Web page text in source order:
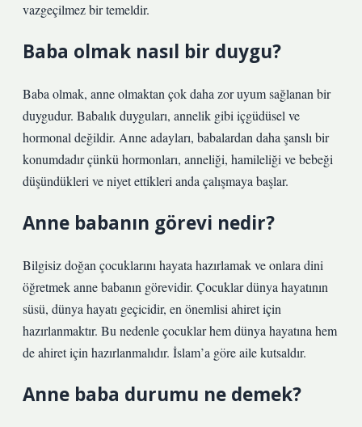
vazgeçilmez bir temeldir.
Baba olmak nasıl bir duygu?
Baba olmak, anne olmaktan çok daha zor uyum sağlanan bir
duygudur. Babalık duyguları, annelik gibi içgüdüsel ve
hormonal değildir. Anne adayları, babalardan daha şanslı bir
konumdadır çünkü hormonları, anneliği, hamileliği ve bebeği
düşündükleri ve niyet ettikleri anda çalışmaya başlar.
Anne babanın görevi nedir?
Bilgisiz doğan çocuklarını hayata hazırlamak ve onlara dini
öğretmek anne babanın görevidir. Çocuklar dünya hayatının
süsü, dünya hayatı geçicidir, en önemlisi ahiret için
hazırlanmaktır. Bu nedenle çocuklar hem dünya hayatına hem
de ahiret için hazırlanmalıdır. İslam’a göre aile kutsaldır.
Anne baba durumu ne demek?